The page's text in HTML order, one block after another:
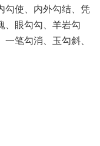
勾使、内外勾结、凭
、眼勾勾、羊岩勾
笔勾消、玉勾斜、